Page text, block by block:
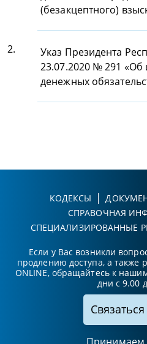
(безакцептного)
2.
Указ Президента
23.07.2020 № 291 «Об
денежных
КОДЕКСЫ
СПРАВОЧНАЯ
СПЕЦИАЛИЗИРОВАННЫЕ
Если у Вас возникли
продлению доступа, а также
ONLINE, обращайтесь к
дни с 9.00